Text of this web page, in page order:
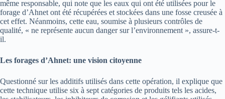
même responsable, qui note que les eaux qui ont été utilisées pour le
forage d’Ahnet ont été récupérées et stockées dans une fosse creusée à
cet effet. Néanmoins, cette eau, soumise à plusieurs contrôles de
qualité, « ne représente aucun danger sur l’environnement », assure-t-
il.
Les forages d’Ahnet: une vision citoyenne
Questionné sur les additifs utilisés dans cette opération, il explique que
cette technique utilise six à sept catégories de produits tels les acides,